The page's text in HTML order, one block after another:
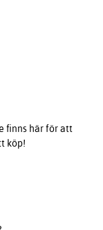
finns här för att
köp!